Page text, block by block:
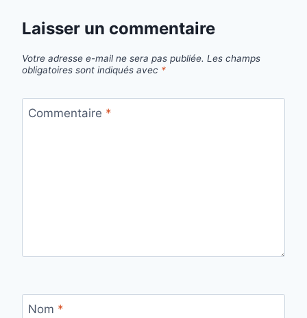
Laisser un commentaire
Votre adresse e-mail ne sera pas publiée. Les champs
obligatoires sont indiqués avec *
Commentaire *
Nom *